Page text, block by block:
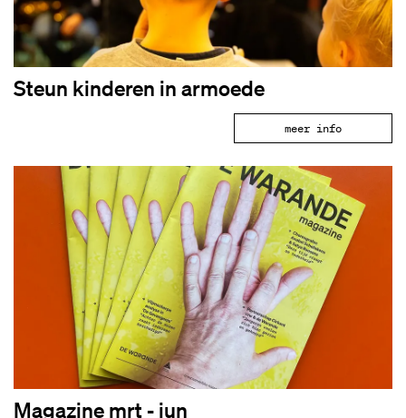
Steun kinderen in armoede
meer info
Magazine mrt - jun